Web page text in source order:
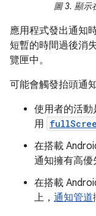
圖 3. 顯示
應用程式發出通知
短暫的時間過後消
覽匣中。
可能會觸發抬頭通
使用者的活
用
在搭載
通知擁有高優
在搭載
上， 通知管道